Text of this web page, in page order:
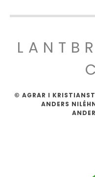
© AGRAR I
ANDERS